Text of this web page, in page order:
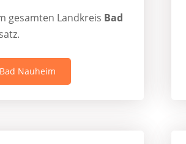
gesamten Landkreis Bad
Nauheim